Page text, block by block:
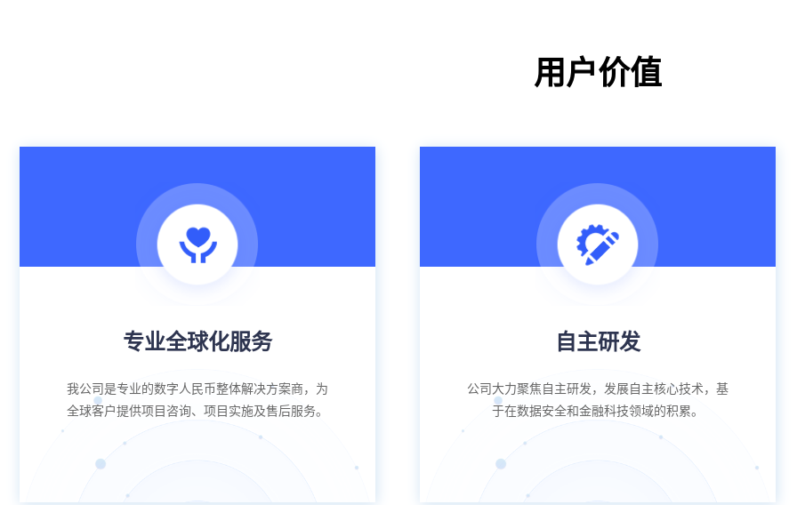
用户价值
专业全球化服务
我公司是专业的数字人民币整体解决方案商，为
全球客户提供项目咨询、项目实施及售后服务。
自主研发
公司大力聚焦自主研发，发展自主核心技术，基
于在数据安全和金融科技领域的积累。